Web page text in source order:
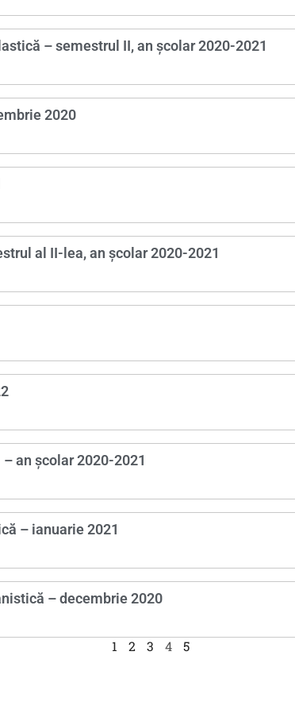
– semestrul II, an școlar 2020-2021
2020
al II-lea, an școlar 2020-2021
an școlar 2020-2021
– ianuarie 2021
– decembrie 2020
1 2 3 4 5